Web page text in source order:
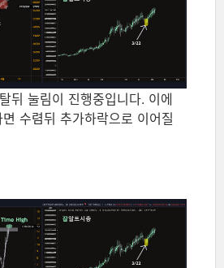
눌림이 진행중입니다. 이에
수렴뒤 추가하락으로 이어질